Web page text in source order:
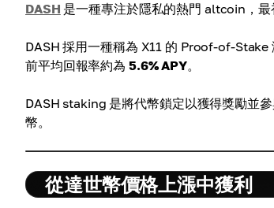
DASH 是一種專注於隱私的熱門 altcoin，最
DASH 採用一種稱為 X11 的 Proof-of-
前平均回報率約為 5.6% APY。
DASH staking 是將代幣鎖定以獲得獎勵並
幣。
從達世幣價格上漲中獲利